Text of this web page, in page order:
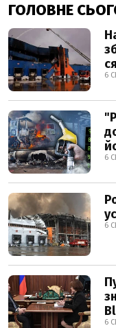
ГОЛОВНЕ
6
6
6
6